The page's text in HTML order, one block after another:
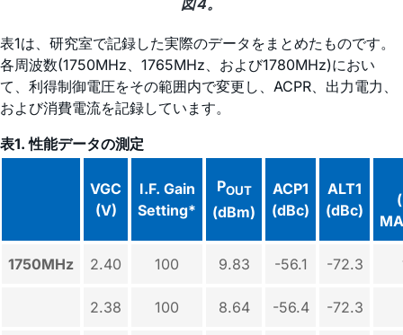
図4。
表1は、研究室で記録した実際のデータをまとめたものです。
各周波数(1750MHz、1765MHz、および1780MHz)におい
て、利得制御電圧をその範囲内で変更し、ACPR、出力電力、
および消費電流を記録しています。
表1. 性能データの測定
VGC
(V)
I.F. Gain
Setting*
POUT
(dBm)
ACP1
(dBc)
ALT1
(dBc)
1750MHz 2.40 100 9.83 -56.1 -72.3
2.38 100 8.64 -56.4 -72.3